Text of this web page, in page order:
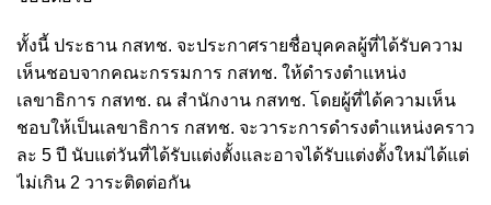
ทั้งนี้ ประธาน กสทช. จะประกาศรายชื่อบุคคลผู้ที่ได้รับความ
เห็นชอบจากคณะกรรมการ กสทช. ให้ดำรงตำแหน่ง
เลขาธิการ กสทช. ณ สำนักงาน กสทช. โดยผู้ที่ได้ความเห็น
ชอบให้เป็นเลขาธิการ กสทช. จะวาระการดำรงตำแหน่งคราว
ละ 5 ปี นับแต่วันที่ได้รับแต่งตั้งและอาจได้รับแต่งตั้งใหม่ได้แต่
ไม่เกิน 2 วาระติดต่อกัน